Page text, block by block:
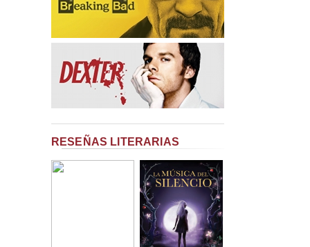
RESEÑAS LITERARIAS